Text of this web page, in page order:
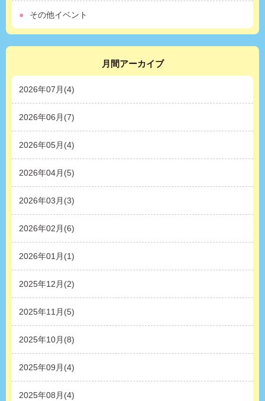
その他イベント
月間アーカイブ
2026年07月(4)
2026年06月(7)
2026年05月(4)
2026年04月(5)
2026年03月(3)
2026年02月(6)
2026年01月(1)
2025年12月(2)
2025年11月(5)
2025年10月(8)
2025年09月(4)
2025年08月(4)